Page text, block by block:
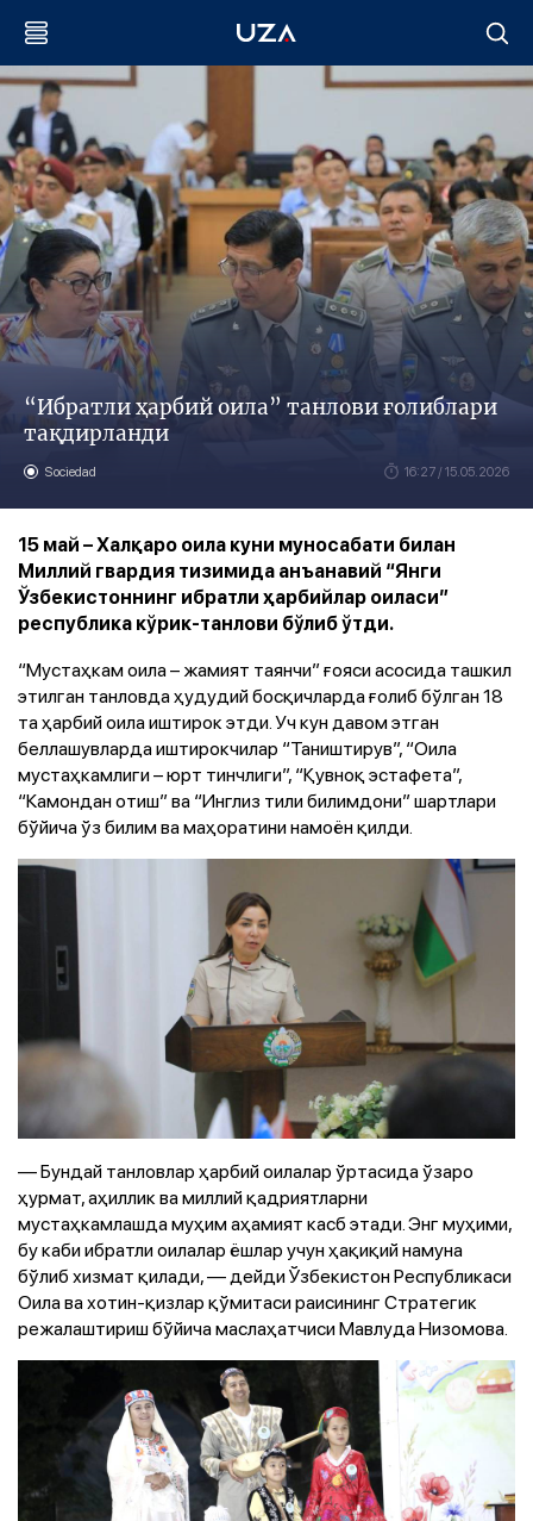
“Ибратли ҳарбий оила” танлови ғолиблари
тақдирланди
Sociedad 16:27 / 15.05.2026
15 май – Халқаро оила куни муносабати билан
Миллий гвардия тизимида анъанавий “Янги
Ўзбекистоннинг ибратли ҳарбийлар оиласи”
республика кўрик-танлови бўлиб ўтди.
“Мустаҳкам оила – жамият таянчи” ғояси асосида ташкил
этилган танловда ҳудудий босқичларда ғолиб бўлган 18
та ҳарбий оила иштирок этди. Уч кун давом этган
беллашувларда иштирокчилар “Таништирув”, “Оила
мустаҳкамлиги – юрт тинчлиги”, “Қувноқ эстафета”,
“Камондан отиш” ва “Инглиз тили билимдони” шартлари
бўйича ўз билим ва маҳоратини намоён қилди.
— Бундай танловлар ҳарбий оилалар ўртасида ўзаро
ҳурмат, аҳиллик ва миллий қадриятларни
мустаҳкамлашда муҳим аҳамият касб этади. Энг муҳими,
бу каби ибратли оилалар ёшлар учун ҳақиқий намуна
бўлиб хизмат қилади, — дейди Ўзбекистон Республикаси
Оила ва хотин-қизлар қўмитаси раисининг Стратегик
режалаштириш бўйича маслаҳатчиси Мавлуда Низомова.